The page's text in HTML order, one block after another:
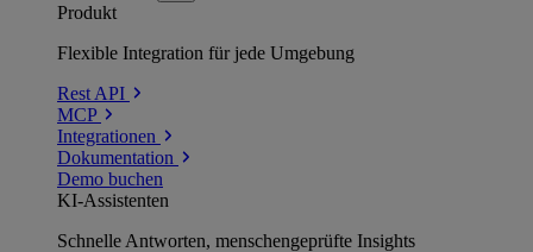
Produkt
Flexible Integration für jede Umgebung
Rest API
MCP
Integrationen
Dokumentation
Demo buchen
KI-Assistenten
Schnelle Antworten, menschengeprüfte Insights